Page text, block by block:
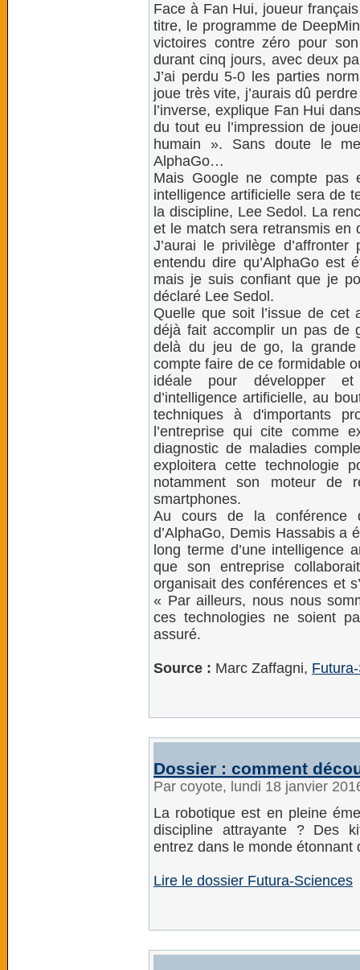
Face à Fan Hui, joueur
titre, le programme de
victoires contre zéro pour
durant cinq jours, avec deux
J’ai perdu 5-0 les parties
joue très vite, j’aurais dû
l’inverse, explique Fan Hui
du tout eu l’impression de
humain ». Sans doute le
AlphaGo…
Mais Google ne compte
intelligence artificielle sera de
la discipline, Lee Sedol. La
et le match sera retransmis en
J’aurai le privilège
entendu dire qu’AlphaGo est
mais je suis confiant que je
déclaré Lee Sedol.
Quelle que soit l’issue de cet
déjà fait accomplir un pas de
delà du jeu de go, la
compte faire de ce formidable
idéale pour développer
d’intelligence artificielle, au
techniques à d'importants
l’entreprise qui cite comme
diagnostic de maladies
exploitera cette technologie
notamment son moteur de
smartphones.
Au cours de la conférence
d’AlphaGo, Demis Hassabis a
long terme d’une intelligence
que son entreprise
organisait des conférences et
« Par ailleurs, nous nous
ces technologies ne soient
assuré.
Source : Marc Zaffagni,
Dossier : comment
Par coyote, lundi 18 janvier
La robotique est en pleine
discipline attrayante ? Des
entrez dans le monde étonnant
Lire le dossier Futura-Sciences